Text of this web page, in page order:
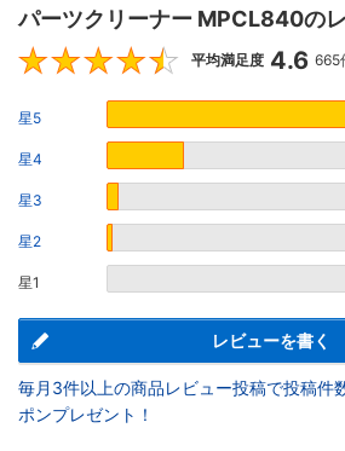
パーツクリーナー MPCL840の
平均満足度 4.6 665
星5
星4
星3
星2
星1
レビューを書く
毎月3件以上の商品レビュー投稿で投稿件
ポンプレゼント！